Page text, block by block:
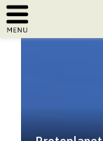
PRIMARY